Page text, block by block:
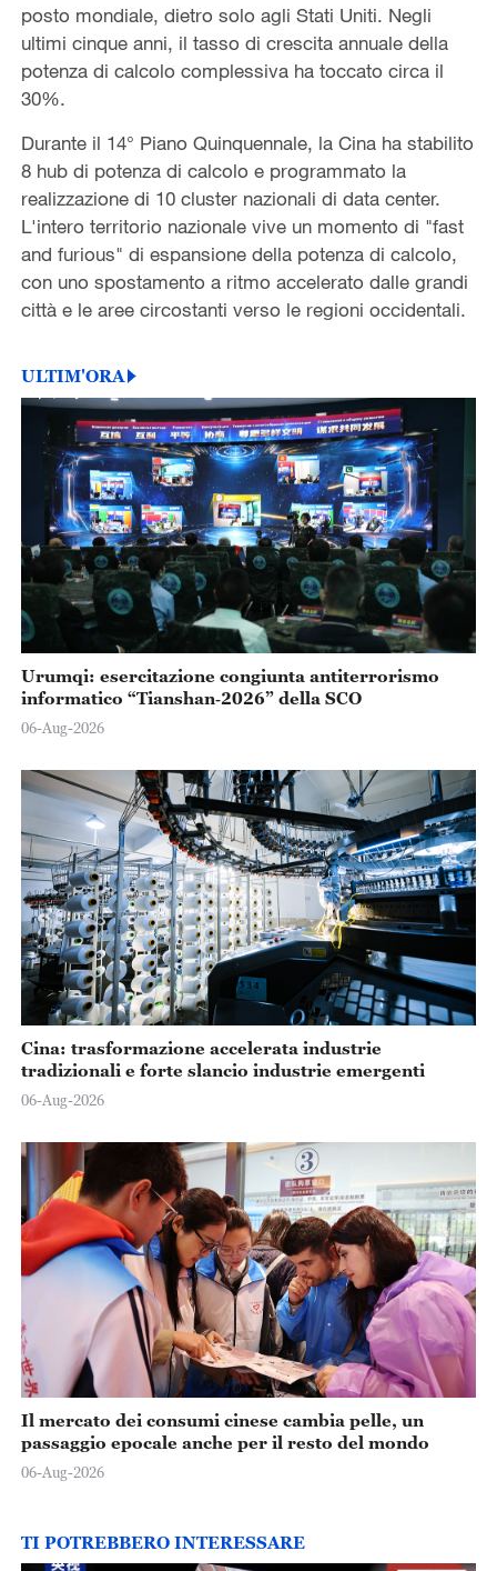
posto mondiale, dietro solo agli Stati Uniti. Negli
ultimi cinque anni, il tasso di crescita annuale della
potenza di calcolo complessiva ha toccato circa il
30%.
Durante il 14° Piano Quinquennale, la Cina ha stabilito
8 hub di potenza di calcolo e programmato la
realizzazione di 10 cluster nazionali di data center.
L'intero territorio nazionale vive un momento di "fast
and furious" di espansione della potenza di calcolo,
con uno spostamento a ritmo accelerato dalle grandi
città e le aree circostanti verso le regioni occidentali.
ULTIM'ORA
Urumqi: esercitazione congiunta antiterrorismo
informatico “Tianshan‑2026” della SCO
06-Aug-2026
Cina: trasformazione accelerata industrie
tradizionali e forte slancio industrie emergenti
06-Aug-2026
Il mercato dei consumi cinese cambia pelle, un
passaggio epocale anche per il resto del mondo
06-Aug-2026
TI POTREBBERO INTERESSARE